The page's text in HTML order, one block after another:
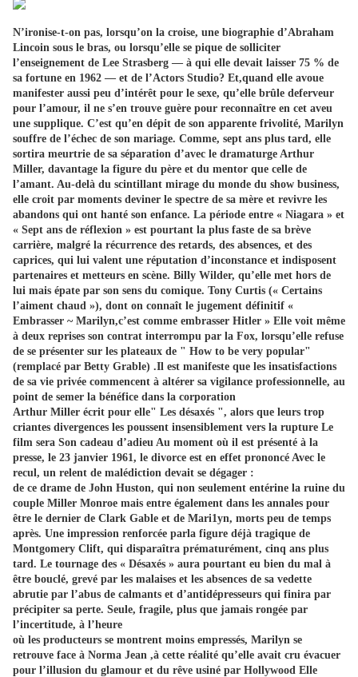
N’ironise-t-on pas, lorsqu’on la croise, une biographie d’Abraham
Lincoin sous le bras, ou lorsqu’elle se pique de solliciter
l’enseignement de Lee Strasberg — à qui elle devait laisser 75 % de
sa fortune en 1962 — et de l’Actors Studio? Et,quand elle avoue
manifester aussi peu d’intérêt pour le sexe, qu’elle brûle deferveur
pour l’amour, il ne s’en trouve guère pour reconnaître en cet aveu
une supplique. C’est qu’en dépit de son apparente frivolité, Marilyn
souffre de l’échec de son mariage. Comme, sept ans plus tard, elle
sortira meurtrie de sa séparation d’avec le dramaturge Arthur
Miller, davantage la figure du père et du mentor que celle de
l’amant. Au-delà du scintillant mirage du monde du show business,
elle croit par moments deviner le spectre de sa mère et revivre les
abandons qui ont hanté son enfance. La période entre « Niagara » et
« Sept ans de réflexion » est pourtant la plus faste de sa brève
carrière, malgré la récurrence des retards, des absences, et des
caprices, qui lui valent une réputation d’inconstance et indisposent
partenaires et metteurs en scène. Billy Wilder, qu’elle met hors de
lui mais épate par son sens du comique. Tony Curtis (« Certains
l’aiment chaud »), dont on connaît le jugement définitif «
Embrasser ~ Marilyn,c’est comme embrasser Hitler » Elle voit même
à deux reprises son contrat interrompu par la Fox, lorsqu’elle refuse
de se présenter sur les plateaux de " How to be very popular"
(remplacé par Betty Grable) .Il est manifeste que les insatisfactions
de sa vie privée commencent à altérer sa vigilance professionnelle, au
point de semer la bénéfice dans la corporation
Arthur Miller écrit pour elle" Les désaxés ", alors que leurs trop
criantes divergences les poussent insensiblement vers la rupture Le
film sera Son cadeau d’adieu Au moment où il est présenté à la
presse, le 23 janvier 1961, le divorce est en effet prononcé Avec le
recul, un relent de malédiction devait se dégager :
de ce drame de John Huston, qui non seulement entérine la ruine du
couple Miller Monroe mais entre également dans les annales pour
être le dernier de Clark Gable et de Mari1yn, morts peu de temps
après. Une impression renforcée parla figure déjà tragique de
Montgomery Clift, qui disparaîtra prématurément, cinq ans plus
tard. Le tournage des « Désaxés » aura pourtant eu bien du mal à
être bouclé, grevé par les malaises et les absences de sa vedette
abrutie par l’abus de calmants et d’antidépresseurs qui finira par
précipiter sa perte. Seule, fragile, plus que jamais rongée par
l’incertitude, à l’heure
où les producteurs se montrent moins empressés, Marilyn se
retrouve face à Norma Jean ,à cette réalité qu’elle avait cru évacuer
pour l’illusion du glamour et du rêve usiné par Hollywood Elle